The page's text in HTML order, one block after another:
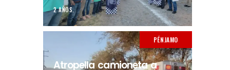
2 AÑOS.
PÉNJAMO
Atropella camioneta a